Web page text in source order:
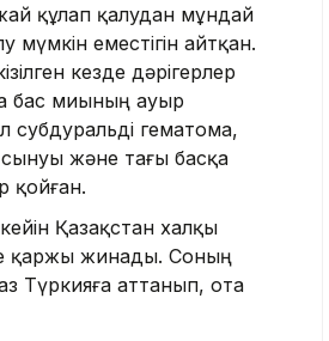
құлап қалудан мұндай
мүмкін еместігін айтқан.
кезде дәрігерлер
бас миының ауыр
субдуральді гематома,
сынуы және тағы басқа
қойған.
Қазақстан халқы
қаржы жинады. Соның
Түркияға аттанып, ота